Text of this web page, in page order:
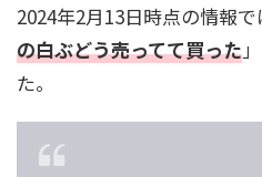
2024年2月13日時点の情報
の白ぶどう売ってて買った
た。